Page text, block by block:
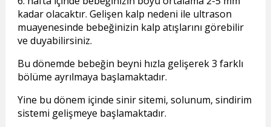
kadar olacaktır. Gelişen kalp nedeni ile ultrason
muayenesinde bebeğinizin kalp atışlarını görebilir
ve duyabilirsiniz.
Bu dönemde bebeğin beyni hızla gelişerek 3 farklı
bölüme ayrılmaya başlamaktadır.
Yine bu dönem içinde sinir sitemi, solunum, sindirim
sistemi gelişmeye başlamaktadır.